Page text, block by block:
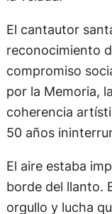
El cantautor
reconocimiento
compromiso
por la Memoria,
coherencia
El aire estaba
borde del llanto.